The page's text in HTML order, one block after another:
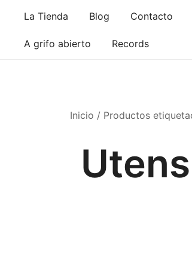
contenido
La Tienda Blog Contacto
A grifo abierto Records
Inicio / Productos